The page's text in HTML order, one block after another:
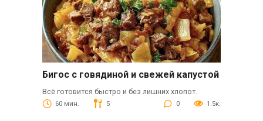
Бигос с говядиной и свежей капустой
Всё готовится быстро и без лишних хлопот.
60 мин. 5 0 1.5к.